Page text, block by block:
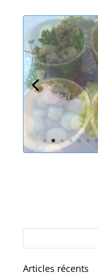
Articles récents